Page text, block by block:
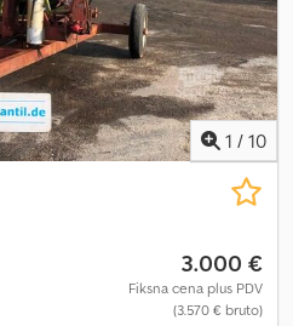
1 / 10
3.000 €
Fiksna cena plus PDV
(3.570 € bruto)